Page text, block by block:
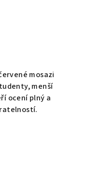
mosazi
menší
ocení plný a